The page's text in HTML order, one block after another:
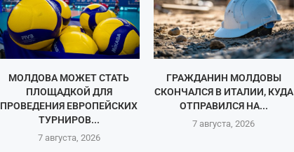
МОЛДОВА МОЖЕТ СТАТЬ
ПЛОЩАДКОЙ ДЛЯ
ПРОВЕДЕНИЯ ЕВРОПЕЙСКИХ
ТУРНИРОВ...
7 августа, 2026
ГРАЖДАНИН МОЛДОВЫ
СКОНЧАЛСЯ В ИТАЛИИ, КУДА
ОТПРАВИЛСЯ НА...
7 августа, 2026